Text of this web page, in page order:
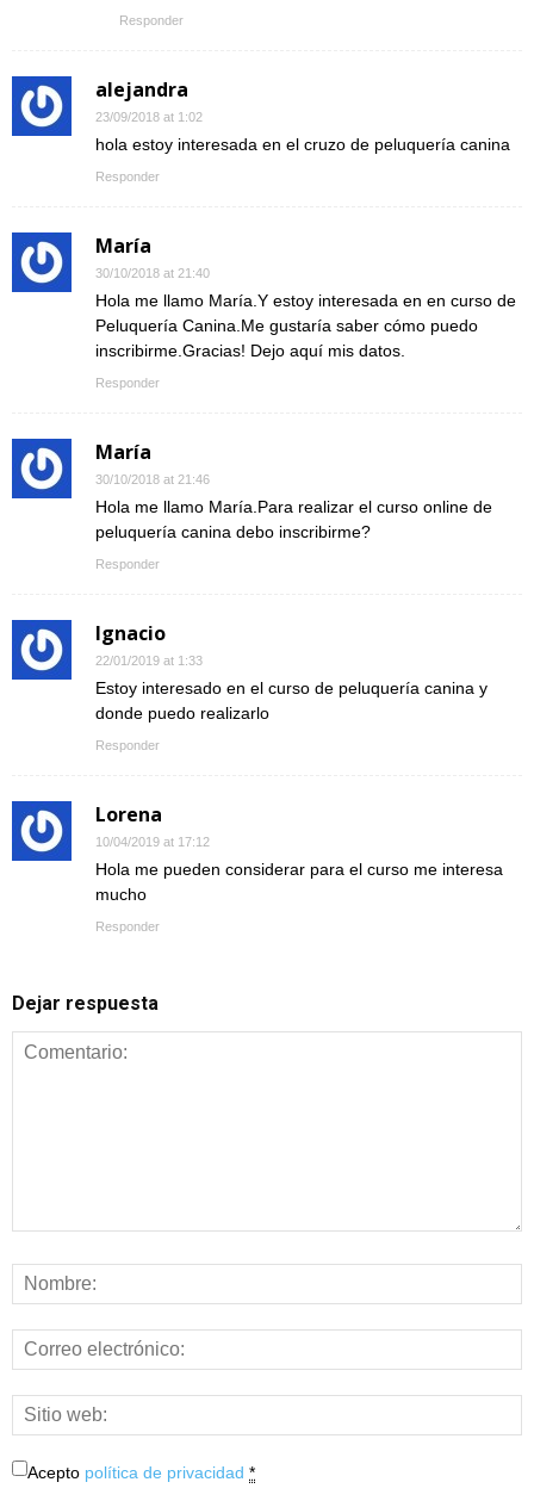
Responder
alejandra
23/09/2018 at 1:02
hola estoy interesada en el cruzo de peluquería canina
Responder
María
30/10/2018 at 21:40
Hola me llamo María.Y estoy interesada en en curso de
Peluquería Canina.Me gustaría saber cómo puedo
inscribirme.Gracias! Dejo aquí mis datos.
Responder
María
30/10/2018 at 21:46
Hola me llamo María.Para realizar el curso online de
peluquería canina debo inscribirme?
Responder
Ignacio
22/01/2019 at 1:33
Estoy interesado en el curso de peluquería canina y
donde puedo realizarlo
Responder
Lorena
10/04/2019 at 17:12
Hola me pueden considerar para el curso me interesa
mucho
Responder
Dejar respuesta
Acepto política de privacidad *